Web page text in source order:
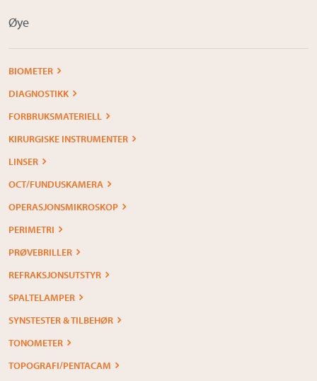
Øye
BIOMETER
DIAGNOSTIKK
FORBRUKSMATERIELL
KIRURGISKE INSTRUMENTER
LINSER
OCT/FUNDUSKAMERA
OPERASJONSMIKROSKOP
PERIMETRI
PRØVEBRILLER
REFRAKSJONSUTSTYR
SPALTELAMPER
SYNSTESTER & TILBEHØR
TONOMETER
TOPOGRAFI/PENTACAM